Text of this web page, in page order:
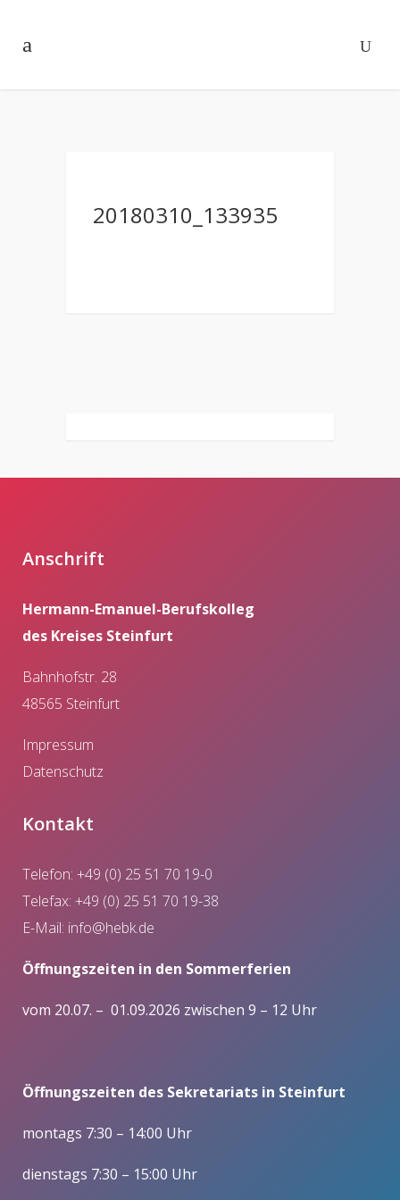
20180310_133935
Anschrift
Hermann-Emanuel-Berufskolleg
des Kreises Steinfurt
Bahnhofstr. 28
48565 Steinfurt
Impressum
Datenschutz
Kontakt
Telefon: +49 (0) 25 51 70 19-0
Telefax: +49 (0) 25 51 70 19-38
E-Mail: info@hebk.de
Öffnungszeiten in den Sommerferien
vom 20.07. – 01.09.2026 zwischen 9 – 12 Uhr
Öffnungszeiten des Sekretariats in Steinfurt
montags 7:30 – 14:00 Uhr
dienstags 7:30 – 15:00 Uhr